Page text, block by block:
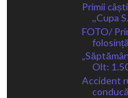
Primii
,,Cupa
FOTO/
Olt:
Accident